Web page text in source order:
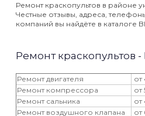
Ремонт краскопультов в районе
Честные отзывы, адреса,
компаний вы найдёте в каталоге
Ремонт краскопультов
Ремонт двигателя
от
Ремонт компрессора
от
Ремонт сальника
от
Ремонт воздушного клапана
от